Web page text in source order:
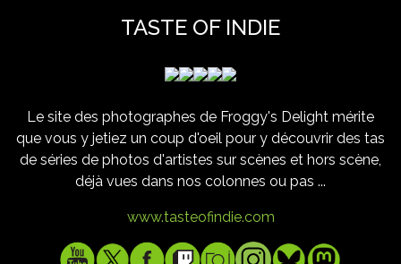
TASTE OF INDIE
Le site des photographes de Froggy's Delight mérite
que vous y jetiez un coup d'oeil pour y découvrir des tas
de séries de photos d'artistes sur scènes et hors scène,
déjà vues dans nos colonnes ou pas ...
www.tasteofindie.com